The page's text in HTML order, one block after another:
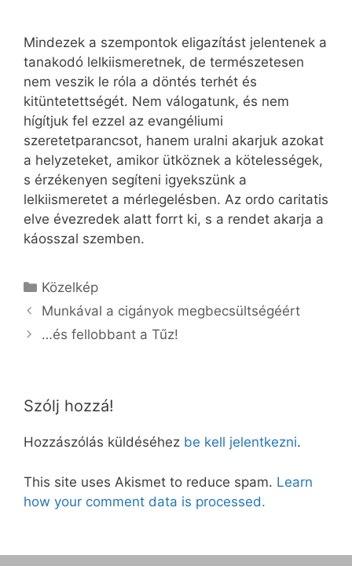
Mindezek a szempontok eligazítást jelentenek a
tanakodó lelkiismeretnek, de természetesen
nem veszik le róla a döntés terhét és
kitüntetettségét. Nem válogatunk, és nem
hígítjuk fel ezzel az evangéliumi
szeretetparancsot, hanem uralni akarjuk azokat
a helyzeteket, amikor ütköznek a kötelességek,
s érzékenyen segíteni igyekszünk a
lelkiismeretet a mérlegelésben. Az ordo caritatis
elve évezredek alatt forrt ki, s a rendet akarja a
káosszal szemben.
Kategória
Közelkép
Munkával a cigányok megbecsültségéért
…és fellobbant a Tűz!
Szólj hozzá!
Hozzászólás küldéséhez be kell jelentkezni.
This site uses Akismet to reduce spam. Learn
how your comment data is processed.